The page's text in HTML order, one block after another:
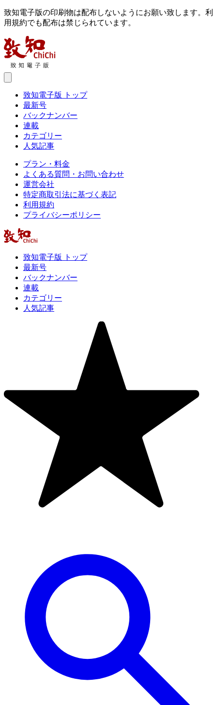
致知電子版の印刷物は配布しないようにお願い致します。利
用規約でも配布は禁じられています。
致知電子版 トップ
最新号
バックナンバー
連載
カテゴリー
人気記事
プラン・料金
よくある質問・お問い合わせ
運営会社
特定商取引法に基づく表記
利用規約
プライバシーポリシー
致知電子版 トップ
最新号
バックナンバー
連載
カテゴリー
人気記事